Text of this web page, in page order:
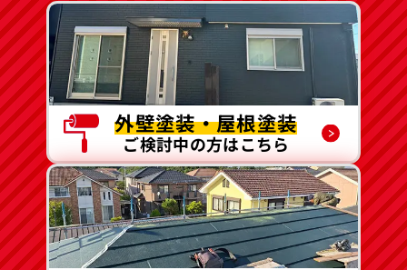
外壁塗装・屋根塗装
ご検討中の方はこちら